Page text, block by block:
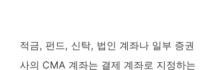
적금, 펀드, 신탁, 법인 계좌나 일부 증권
사의 CMA 계좌는 결제 계좌로 지정하는